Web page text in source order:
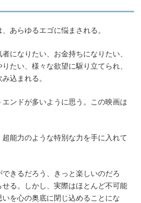
あらゆるエゴに悩まされる。
になりたい、お金持ちになりたい、
たい、様々な欲望に駆り立てられ、
込まれる。
ンドが多いように思う。この映画は
能力のような特別な力を手に入れて
できるだろう、きっと楽しいのだろ
せる。しかし、実際はほとんど不可能
を心の奥底に閉じ込めることにな